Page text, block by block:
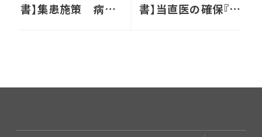
書】集患施策 病院
書】当直医の確保『勤